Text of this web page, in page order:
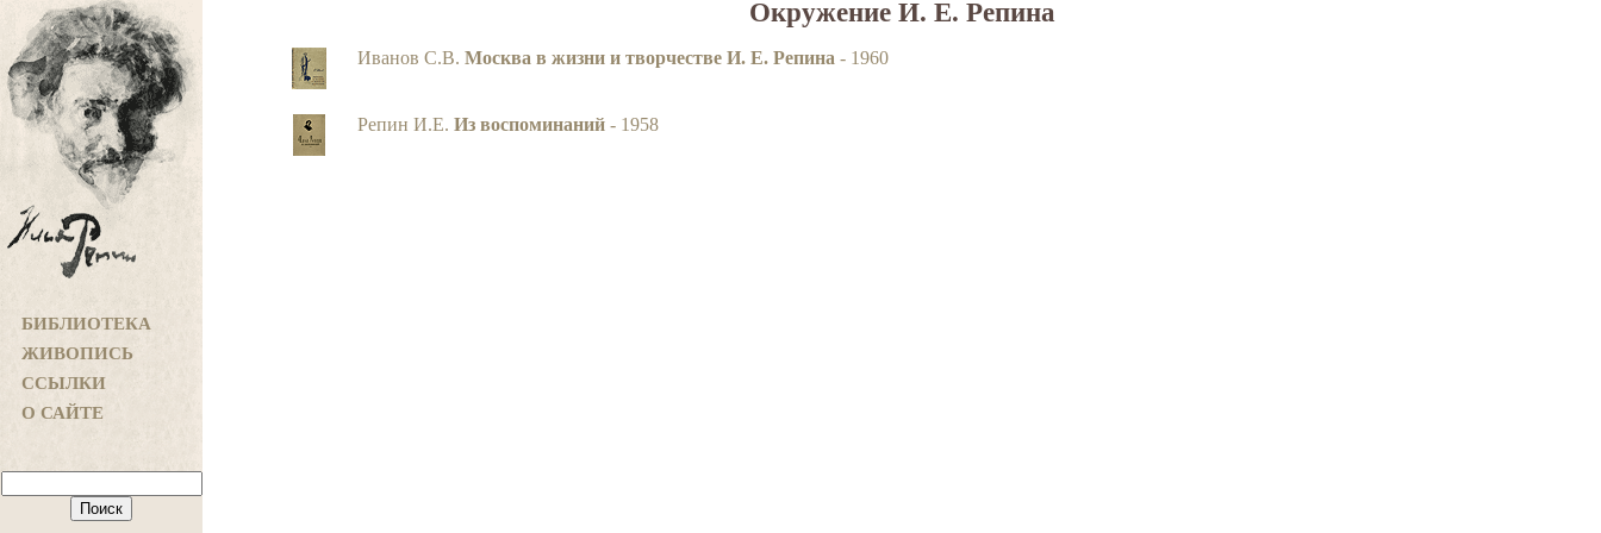
БИБЛИОТЕКА
ЖИВОПИСЬ
ССЫЛКИ
О САЙТЕ
Окружение И. Е. Репина
Иванов С.В. Москва в жизни и творчестве И. Е. Репина - 1960
Репин И.Е. Из воспоминаний - 1958